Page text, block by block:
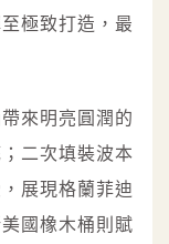
極致打造，最
來明亮圓潤的
二次填裝波本
展現格蘭菲迪
國橡木桶則賦